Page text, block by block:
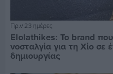
Πριν 23 ημέρες
Elolathikes: Το brand
νοσταλγία για τη Χίο
δημιουργίας